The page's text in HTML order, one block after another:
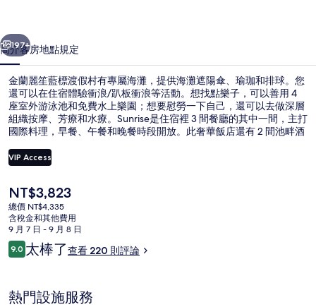
假
村
的
相
片
集
個 下一個
197+
簡介客房地點規定
金蘭麗笙藍標渡假村有專屬海灘，提供海灘遮陽傘、瑜珈和排球。您
還可以在住宿體驗衝浪/趴板衝浪等活動。想找點樂子，可以善用 4
座室外游泳池和免費水上樂園；想要慰勞一下自己，還可以去做深層
組織按摩、芳療和水療。Sunrise是住宿裡 3 間餐廳的其中一間，主打
國際料理，早餐、午餐和晚餐時段開放。此奢華飯店還有 2 間池畔酒
VIP Access
目
前
的
價
格
是
NT$3,823
總價 NT$4,335
含稅金和其他費用
9 月 7 日 - 9 月 8 日
評
論
9.09.0 分，滿分 10 分，
太棒了查看 220 則評論
熱門設施服務